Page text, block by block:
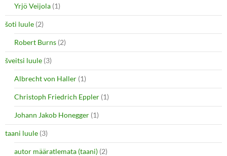
Yrjö Veijola (1)
šoti luule (2)
Robert Burns (2)
šveitsi luule (3)
Albrecht von Haller (1)
Christoph Friedrich Eppler (1)
Johann Jakob Honegger (1)
taani luule (3)
autor määratlemata (taani) (2)